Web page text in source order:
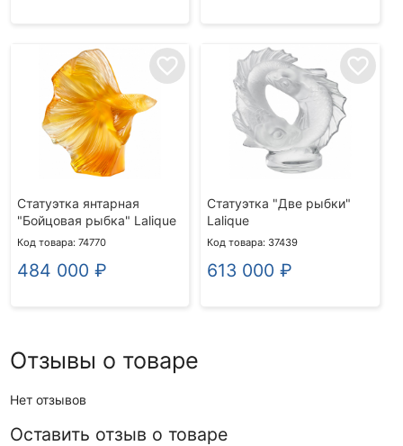
favorite_border
Статуэтка янтарная
"Бойцовая рыбка" Lalique
Код товара: 74770
484 000 ₽
favorite_border
Статуэтка "Две рыбки"
Lalique
Код товара: 37439
613 000 ₽
Отзывы о товаре
Нет отзывов
Оставить отзыв о товаре